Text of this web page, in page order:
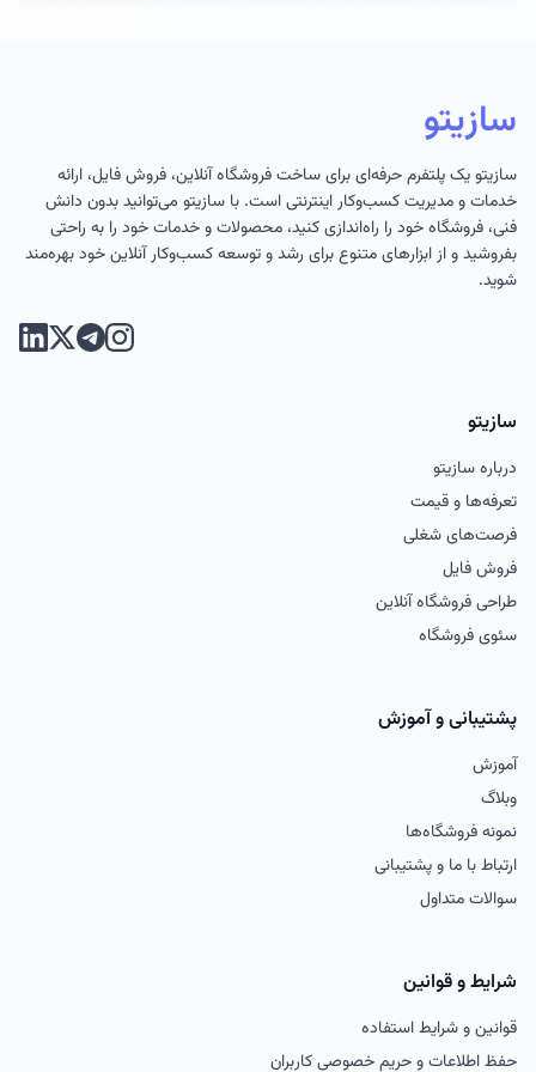
سازیتو
سازیتو یک پلتفرم حرفه‌ای برای ساخت فروشگاه آنلاین، فروش فایل، ارائه
خدمات و مدیریت کسب‌وکار اینترنتی است. با سازیتو می‌توانید بدون دانش
فنی، فروشگاه خود را راه‌اندازی کنید، محصولات و خدمات خود را به راحتی
بفروشید و از ابزارهای متنوع برای رشد و توسعه کسب‌وکار آنلاین خود بهره‌مند
شوید.
سازیتو
درباره سازیتو
تعرفه‌ها و قیمت
فرصت‌های شغلی
فروش فایل
طراحی فروشگاه آنلاین
سئوی فروشگاه
پشتیبانی و آموزش
آموزش
وبلاگ
نمونه فروشگاه‌ها
ارتباط با ما و پشتیبانی
سوالات متداول
شرایط و قوانین
قوانین و شرایط استفاده
حفظ اطلاعات و حریم خصوصی کاربران